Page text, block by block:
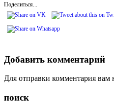
Поделиться...
Добавить комментарий
Для отправки комментария вам
поиск